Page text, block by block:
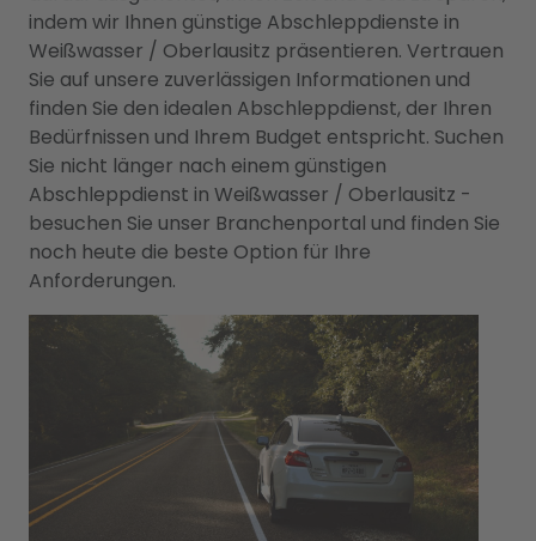
indem wir Ihnen günstige Abschleppdienste in
Weißwasser / Oberlausitz präsentieren. Vertrauen
Sie auf unsere zuverlässigen Informationen und
finden Sie den idealen Abschleppdienst, der Ihren
Bedürfnissen und Ihrem Budget entspricht. Suchen
Sie nicht länger nach einem günstigen
Abschleppdienst in Weißwasser / Oberlausitz -
besuchen Sie unser Branchenportal und finden Sie
noch heute die beste Option für Ihre
Anforderungen.